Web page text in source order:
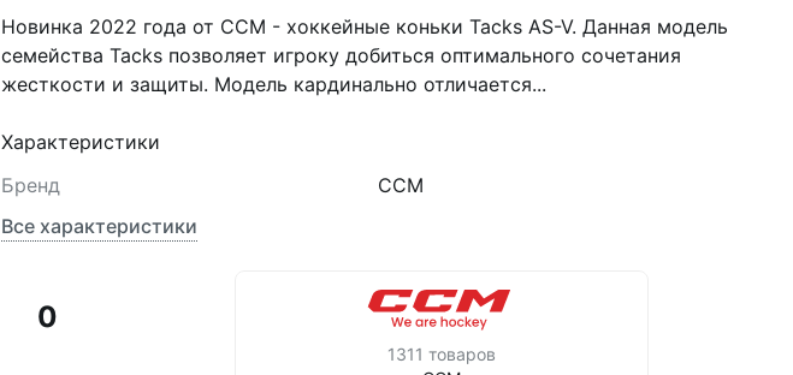
Новинка 2022 года от CCM - хоккейные коньки Tacks AS-V. Данная модель
семейства Tacks позволяет игроку добиться оптимального сочетания
жесткости и защиты. Модель кардинально отличается...
Характеристики
Бренд
CCM
Все характеристики
0
1311 товаров